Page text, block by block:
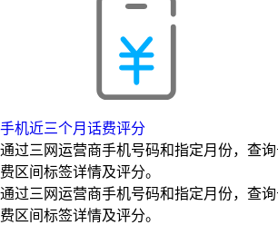
手机近三个月话费评分
通过三网运营商手机号码和指定月份，查
费区间标签详情及评分。
通过三网运营商手机号码和指定月份，查
费区间标签详情及评分。